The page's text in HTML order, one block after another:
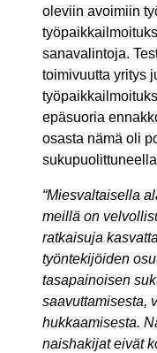
oleviin avoimiin
sanavalintoja.
toimivuutta yritys
epäsuoria
osasta nämä oli
“Miesvaltaisella
meillä on
ratkaisuja
työntekijöiden
tasapainoisen
saavuttamisesta,
hukkaamisesta.
naishakijat eivät